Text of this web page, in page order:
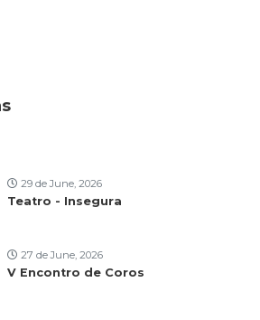
29 de June, 2026
Teatro - Insegura
27 de June, 2026
V Encontro de Coros